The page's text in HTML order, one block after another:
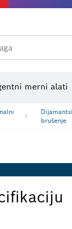
merni alati
brušenje